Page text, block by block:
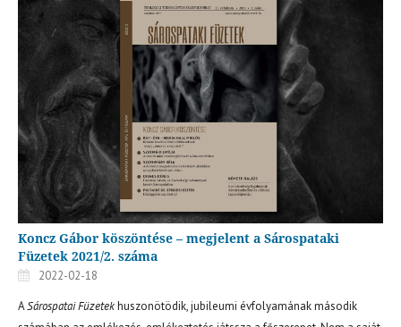
Koncz Gábor köszöntése – megjelent a Sárospataki
Füzetek 2021/2. száma
2022-02-18
ASárospatai Füzetekhuszonötödik, jubileumi évfolyamának második